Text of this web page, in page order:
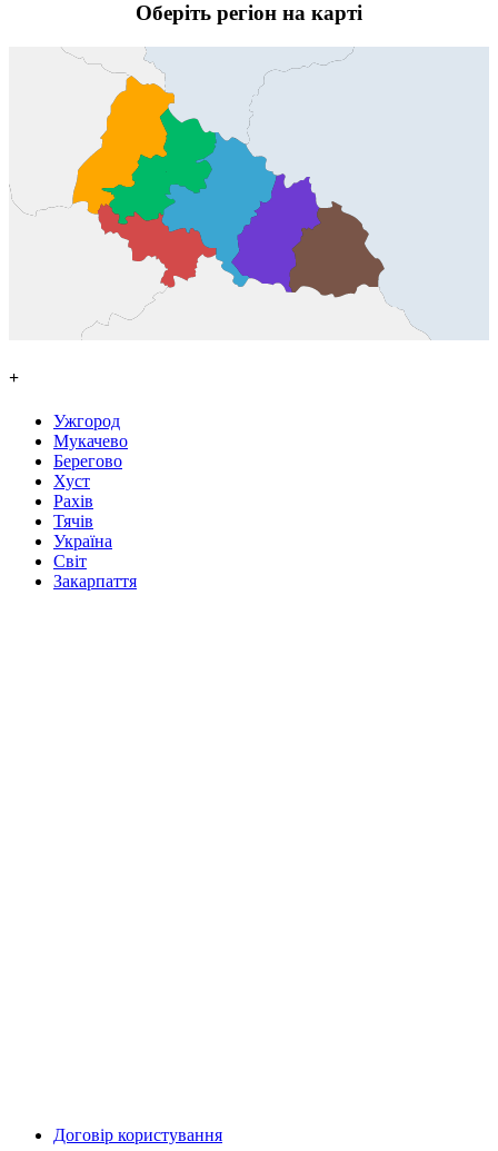
Оберіть регіон на карті
+
Ужгород
Мукачево
Берегово
Хуст
Рахів
Тячів
Україна
Світ
Закарпаття
Договір користування